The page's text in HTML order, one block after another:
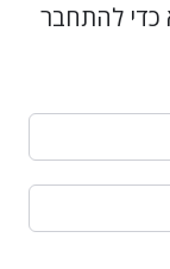
כדי להתחבר